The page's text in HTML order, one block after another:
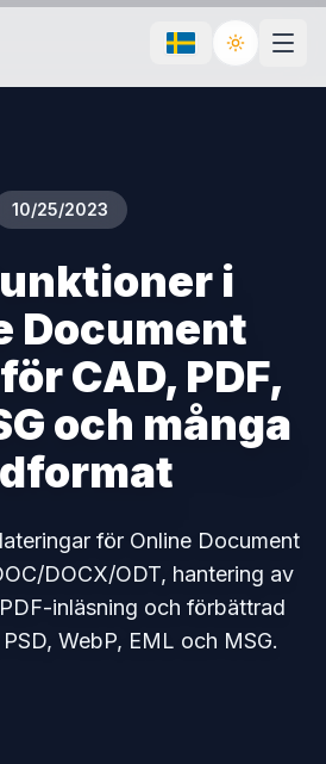
Toggle
10/25/2023
i
Document
CAD, PDF,
och många
för Online Document
DOCX/ODT, hantering av
inläsning och förbättrad
WebP, EML och MSG.